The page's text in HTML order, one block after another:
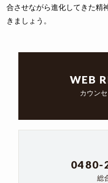
合させながら進化してきた精
きましょう。
WEB
カウン
0480-
総